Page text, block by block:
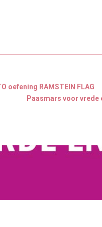
oefening RAMSTEIN FLAG
Paasmars voor vrede